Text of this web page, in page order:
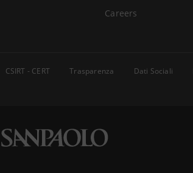
Careers
CSIRT - CERT Trasparenza Dati Sociali